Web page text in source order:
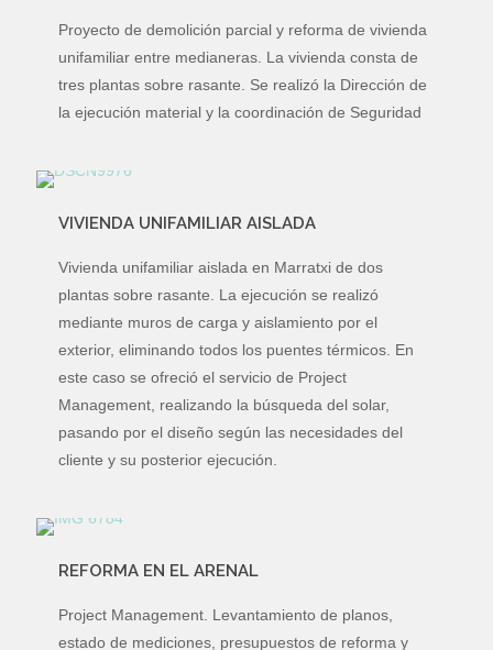
Proyecto de demolición parcial y reforma de vivienda
unifamiliar entre medianeras. La vivienda consta de
tres plantas sobre rasante. Se realizó la Dirección de
la ejecución material y la coordinación de Seguridad
VIVIENDA UNIFAMILIAR AISLADA
Vivienda unifamiliar aislada en Marratxi de dos
plantas sobre rasante. La ejecución se realizó
mediante muros de carga y aislamiento por el
exterior, eliminando todos los puentes térmicos. En
este caso se ofreció el servicio de Project
Management, realizando la búsqueda del solar,
pasando por el diseño según las necesidades del
cliente y su posterior ejecución.
REFORMA EN EL ARENAL
Project Management. Levantamiento de planos,
estado de mediciones, presupuestos de reforma y